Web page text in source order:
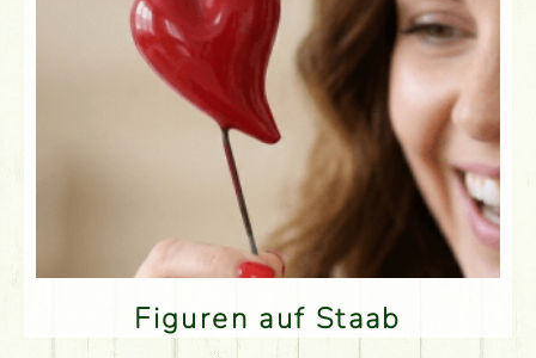
Figuren auf Staab